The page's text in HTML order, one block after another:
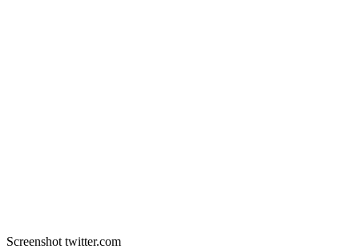
Screenshot twitter.com